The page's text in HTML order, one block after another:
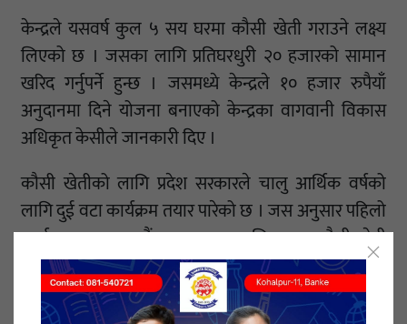
केन्द्रले यसवर्ष कुल ५ सय घरमा कौसी खेती गराउने लक्ष्य
लिएको छ । जसका लागि प्रतिघरधुरी २० हजारको सामान
खरिद गर्नुपर्ने हुन्छ । जसमध्ये केन्द्रले १० हजार रुपैयाँ
अनुदानमा दिने योजना बनाएको केन्द्रका वागवानी विकास
अधिकृत केसीले जानकारी दिए ।
कौसी खेतीको लागि प्रदेश सरकारले चालु आर्थिक वर्षको
लागि दुई वटा कार्यक्रम तयार पारेको छ । जस अनुसार पहिलो
कार्यक्रममा काठमाडौं उपत्यकाका ३ जिल्लामा कौसी खेती
गर्नेलाई अनुदानको व्यवस्था गर्ने र दोस्रोमा बुढानीलकण्ठमा
रहेको एउटा बस्तीमा कौसी खेतीको विकास गर्ने । दोस्रो